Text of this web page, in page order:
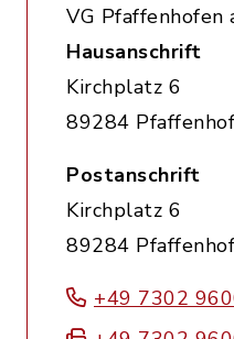
VG Pfaffenhofen
Hausanschrift
Kirchplatz 6
89284
Postanschrift
Kirchplatz 6
89284
+49 7302